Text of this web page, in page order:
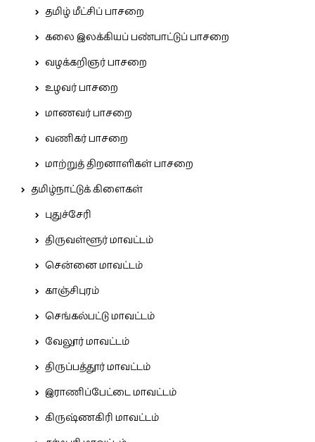
தமிழ் மீட்சிப் பாசறை
கலை இலக்கியப் பண்பாட்டுப் பாசறை
வழக்கறிஞர் பாசறை
உழவர் பாசறை
மாணவர் பாசறை
வணிகர் பாசறை
மாற்றுத் திறனாளிகள் பாசறை
தமிழ்நாட்டுக் கிளைகள்
புதுச்சேரி
திருவள்ளூர் மாவட்டம்
சென்னை மாவட்டம்
காஞ்சிபுரம்
செங்கல்பட்டு மாவட்டம்
வேலூர் மாவட்டம்
திருப்பத்தூர் மாவட்டம்
இராணிப்பேட்டை மாவட்டம்
கிருஷ்ணகிரி மாவட்டம்